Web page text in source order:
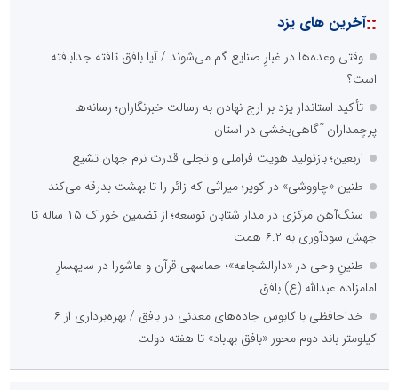
::آخرین های یزد
وقتی وعده‌ها در غبارِ صنایع گم می‌شوند / آیا بافق تافته جدابافته
است؟
تأکید استاندار یزد بر ارج نهادن به رسالت خبرنگاران؛ رسانه‌ها
پرچمداران آگاهی‌بخشی در استان
اربعین؛ بازتولید هویت فراملی و تجلی قدرت نرم جهان تشیع
طنین «چاووشی» در کویر؛ میراثی که زائر را تا بهشت بدرقه می‌کند
سنگ‌آهن مرکزی در مدار شتابان توسعه؛ از تضمین خوراک ۱۵ ساله تا
جهش سودآوری به ۶.۲ همت
طنینِ وحی در «دارالشجاعه»؛ حماسهی قرآن و عاشورا در سایهسارِ
امامزاده عبدالله (ع) بافق
خداحافظی با کابوس جاده‌های معدنی در بافق / بهره‌برداری از ۶
کیلومتر باند دوم محور «بافق-بهاباد» تا هفته دولت